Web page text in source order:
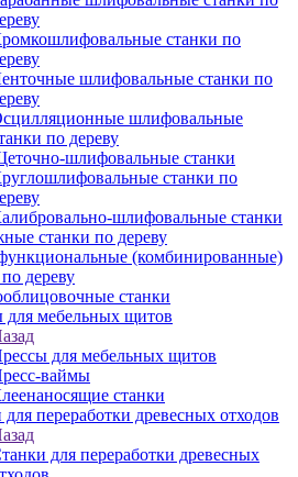
станки по
шлифовальные станки по
шлифовальные
по дереву
шлифовальные станки
станки по
шлифовальные станки
станки по дереву
(комбинированные)
дереву
станки
для мебельных щитов
для мебельных щитов
ваймы
станки
переработки древесных отходов
для переработки древесных